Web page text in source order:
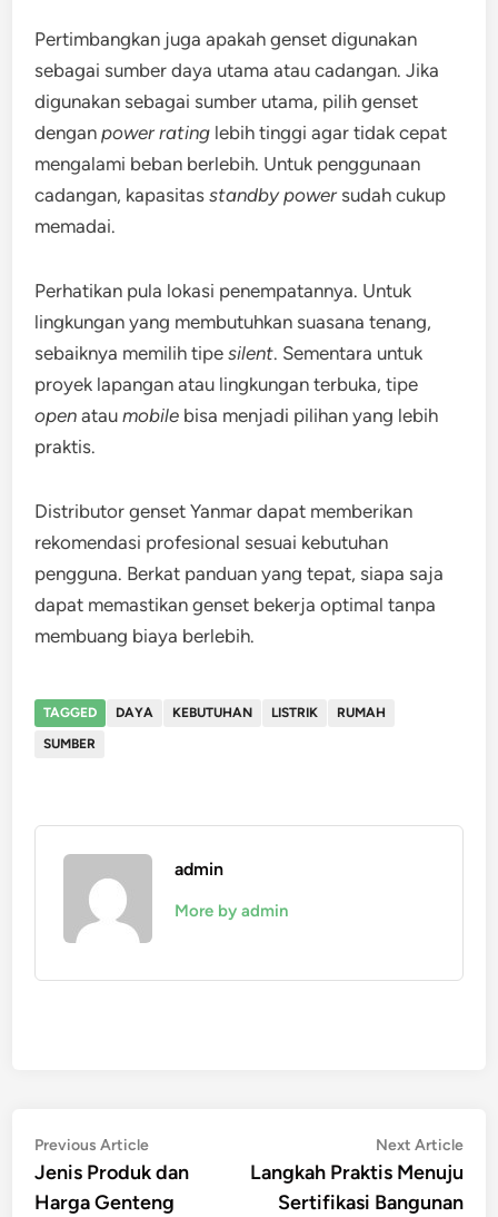
Pertimbangkan juga apakah genset digunakan
sebagai sumber daya utama atau cadangan. Jika
digunakan sebagai sumber utama, pilih genset
denganpower rating lebih tinggi agar tidak cepat
mengalami beban berlebih. Untuk penggunaan
cadangan, kapasitasstandby power sudah cukup
memadai.
Perhatikan pula lokasi penempatannya. Untuk
lingkungan yang membutuhkan suasana tenang,
sebaiknya memilih tipesilent. Sementara untuk
proyek lapangan atau lingkungan terbuka, tipe
open ataumobile bisa menjadi pilihan yang lebih
praktis.
Distributor genset Yanmar dapat memberikan
rekomendasi profesional sesuai kebutuhan
pengguna. Berkat panduan yang tepat, siapa saja
dapat memastikan genset bekerja optimal tanpa
membuang biaya berlebih.
TAGGED DAYA KEBUTUHAN LISTRIK
RUMAH
SUMBER
admin
More by admin
Post
navigation
Previous ArticlePrevious
article:
Jenis Produk dan
Harga Genteng
Next Article
Langkah Praktis Menuju
Sertifikasi Bangunan